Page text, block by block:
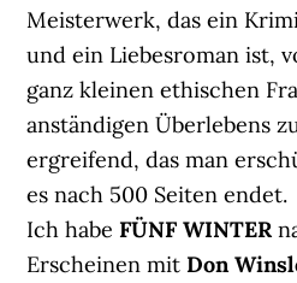
Meisterwerk, das ein
und ein Liebesroman ist,
ganz kleinen ethischen
anständigen Überlebens
ergreifend, das man
es nach 500 Seiten endet.
Ich habe FÜNF WINTER
Erscheinen mit Don